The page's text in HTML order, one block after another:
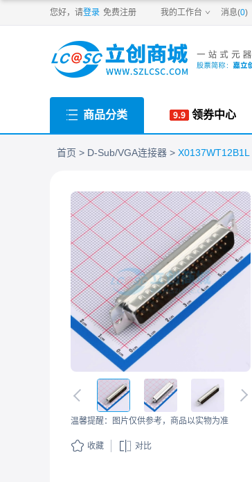
您好，请登录 免费注册 我的工作台 消息(0)
商品分类 领券中心
首页 D-Sub/VGA连接器 X0137WT12B1L
温馨提醒：图片仅供参考，商品以实物为准
收藏 对比